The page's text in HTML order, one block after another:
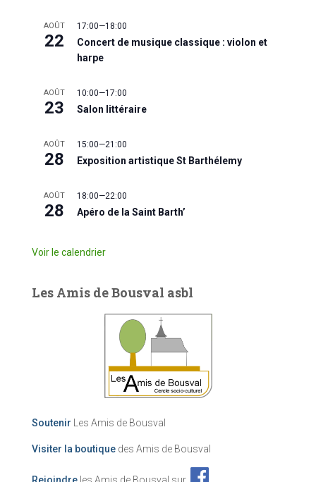
AOÛT
22
17:00—18:00
Concert de musique classique : violon et
harpe
AOÛT
23
10:00—17:00
Salon littéraire
AOÛT
28
15:00—21:00
Exposition artistique St Barthélemy
AOÛT
28
18:00—22:00
Apéro de la Saint Barth’
Voir le calendrier
Les Amis de Bousval asbl
Soutenir Les Amis de Bousval
Visiter la boutique des Amis de Bousval